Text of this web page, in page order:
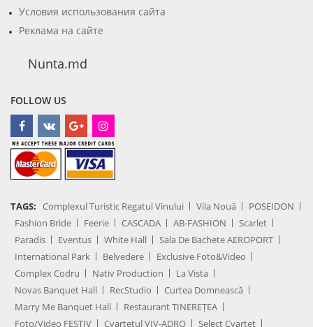
Условия использования сайта
Реклама на сайте
Nunta.md
FOLLOW US
TAGS: Complexul Turistic Regatul Vinului Vila Nouă
POSEIDON
Fashion Bride
Feerie CASCADA AB-FASHION
Scarlet
Paradis
Eventus White Hall
Sala De Bachete AEROPORT
International Park
Belvedere
Exclusive Foto&Video
Complex Codru
Nativ Production
La Vista
Novas Banquet Hall
RecStudio
Curtea Domnească
Marry Me Banquet Hall
Restaurant TINEREȚEA
Foto/Video FESTIV
Cvartetul VIV-ADRO Select Cvartet